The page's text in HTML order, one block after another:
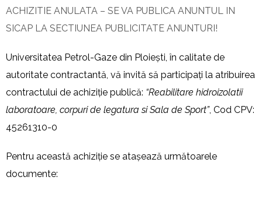
ACHIZITIE ANULATA – SE VA PUBLICA ANUNTUL IN
SICAP LA SECTIUNEA PUBLICITATE ANUNTURI!
Universitatea Petrol-Gaze din Ploiești, în calitate de
autoritate contractantă, vă invită să participați la atribuirea
contractului de achiziție publică: “Reabilitare hidroizolatii
laboratoare, corpuri de legatura si Sala de Sport”, Cod CPV:
45261310-0
Pentru această achiziție se atașează următoarele
documente: